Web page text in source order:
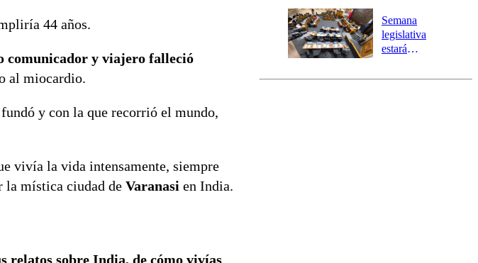
44 años.
comunicador y viajero falleció
al miocardio.
y con la que recorrió el mundo,
vivía la vida intensamente, siempre
la mística ciudad de Varanasi en India.
relatos sobre India, de cómo vivías
Preventiva en
tres comunas
Semana
legislativa
estará
el fin de la